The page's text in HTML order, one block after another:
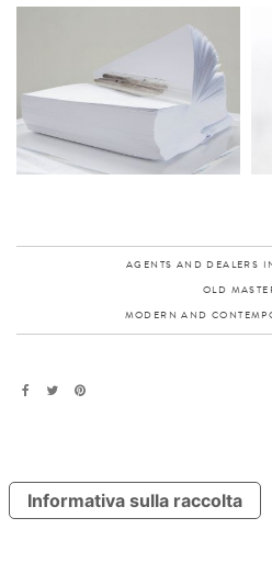
AGENTS AND DEALERS
OLD
MODERN AND
Informativa sulla raccolta